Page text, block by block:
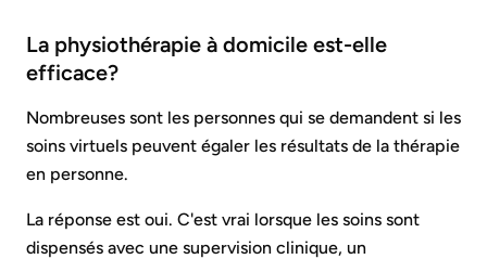
La physiothérapie à domicile est-elle
efficace?
Nombreuses sont les personnes qui se demandent si les
soins virtuels peuvent égaler les résultats de la thérapie
en personne.
La réponse est oui. C'est vrai lorsque les soins sont
dispensés avec une supervision clinique, un